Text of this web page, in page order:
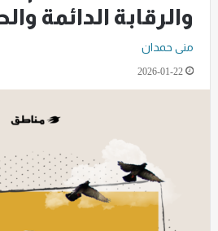
والرقابة الدائمة
منى حمدان
2026-01-22